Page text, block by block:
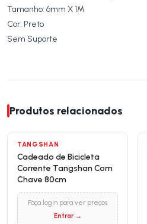
Tamanho: 6mm X 1M
Cor: Preto
Sem Suporte
Produtos relacionados
TANGSHAN
Cadeado de Bicicleta
Corrente Tangshan Com
Chave 80cm
Faça login para ver preços
Entrar →